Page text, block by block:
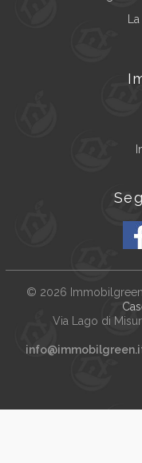
© 2026
Via Lago di